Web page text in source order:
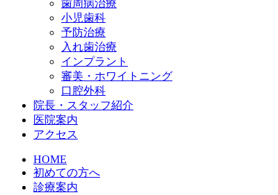
歯周病治療
小児歯科
予防治療
入れ歯治療
インプラント
審美・ホワイトニング
口腔外科
院長・スタッフ紹介
医院案内
アクセス
HOME
初めての方へ
診療案内